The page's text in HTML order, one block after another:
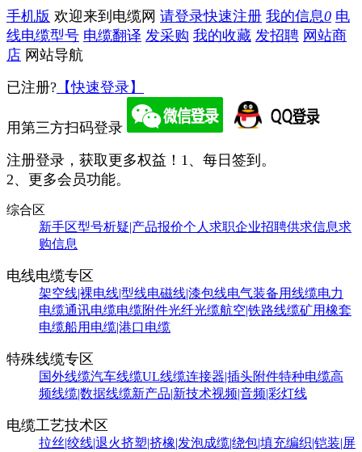
手机版 欢迎来到电缆网 请登录快速注册 我的信息0 电
线电缆型号 电缆翻译 发采购 我的收藏 发招聘 网站商
店 网站导航
已注册? 【快速登录】
用第三方扫码登录
注册登录，获取更多权益！ 1、每日签到。
2、更多会员功能。
综合区
新手区型号析疑|产品报价个人求职企业招聘供求信息求
购信息
电线电缆专区
架空线|裸电线|型线电磁线|漆包线电气装备用线缆电力
电缆通讯电缆电缆附件光纤光缆航空|铁路线缆矿用橡套
电缆船用电缆|港口电缆
特殊线缆专区
国外线缆汽车线缆UL线缆连接器|插头附件特种电缆高
频线缆|数据线缆新产品|新技术视频|音频|彩灯线
电缆工艺技术区
拉丝|绞线|退火挤塑|挤橡|发泡成缆|绕包|填充编织|铠装|屏